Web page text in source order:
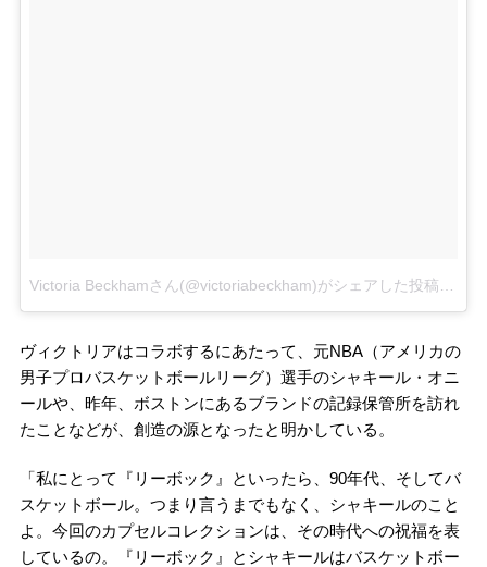
ヴィクトリアはコラボするにあたって、元NBA（アメリカの
男子プロバスケットボールリーグ）選手のシャキール・オニ
ールや、昨年、ボストンにあるブランドの記録保管所を訪れ
たことなどが、創造の源となったと明かしている。
「私にとって『リーボック』といったら、90年代、そしてバ
スケットボール。つまり言うまでもなく、シャキールのこと
よ。今回のカプセルコレクションは、その時代への祝福を表
しているの。『リーボック』とシャキールはバスケットボー